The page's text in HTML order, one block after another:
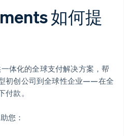
如何提
体化的全球支付解决方案，帮
初创公司到全球性企业——在全
款。
您：